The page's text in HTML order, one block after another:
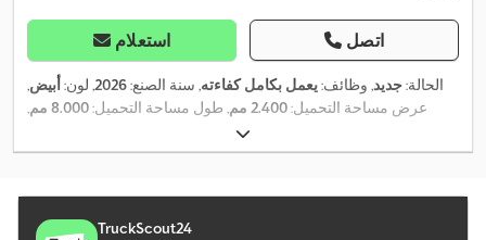
استعلام اتصل
الحالة:جديد, وظائف:يعمل بكامل كفاءته, سنة الصنع:2026, لون:أبيض,
عرض مساحة التحميل:2.400 مم , طول مساحة التحميل:8.000 مم
,
, معدات:
دش, ماء ساخن, وحدة تبريد,
TruckScout24